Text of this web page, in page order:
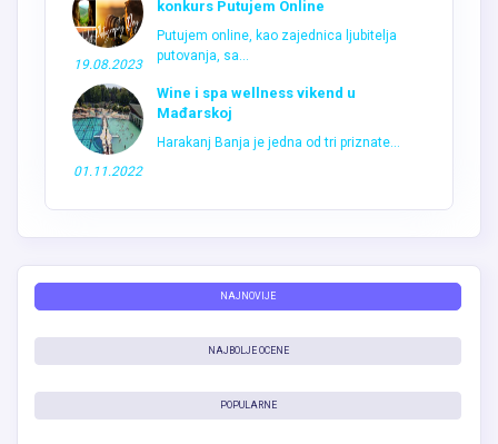
19.08.2023
konkurs Putujem Online
Putujem online, kao zajednica ljubitelja
putovanja, sa...
01.11.2022
Wine i spa wellness vikend u
Mađarskoj
Harakanj Banja je jedna od tri priznate...
NAJNOVIJE
NAJBOLJE OCENE
POPULARNE